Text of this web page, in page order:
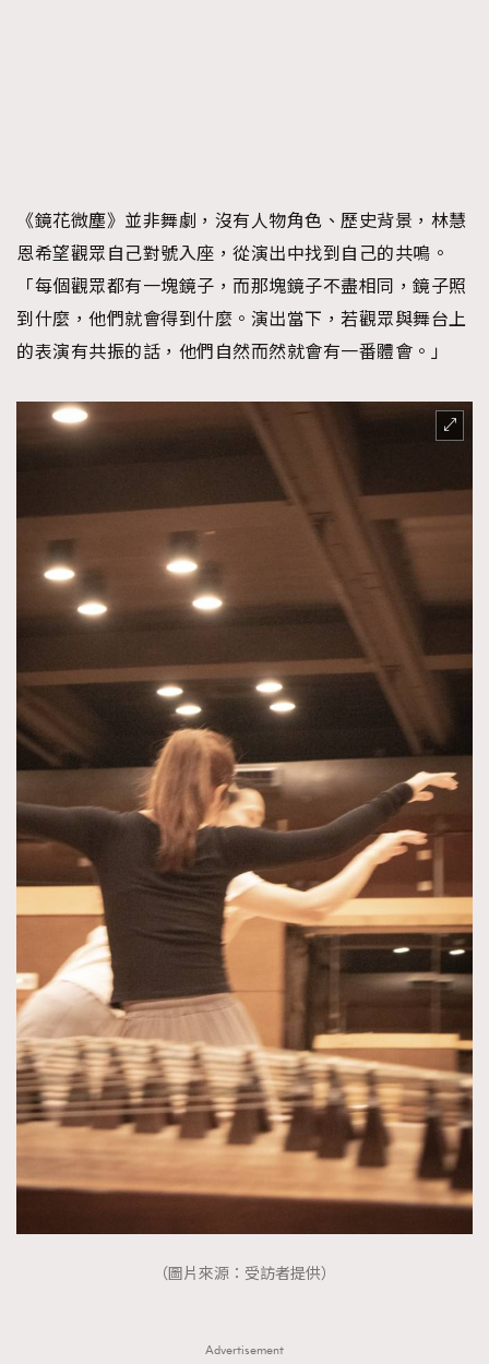
《鏡花微塵》並非舞劇，沒有人物角色、歷史背景，林慧
恩希望觀眾自己對號入座，從演出中找到自己的共鳴。
「每個觀眾都有一塊鏡子，而那塊鏡子不盡相同，鏡子照
到什麼，他們就會得到什麼。演出當下，若觀眾與舞台上
的表演有共振的話，他們自然而然就會有一番體會。」
（圖片來源：受訪者提供）
Advertisement